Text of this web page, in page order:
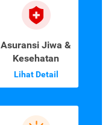
Asuransi Jiwa &
Kesehatan
Lihat Detail